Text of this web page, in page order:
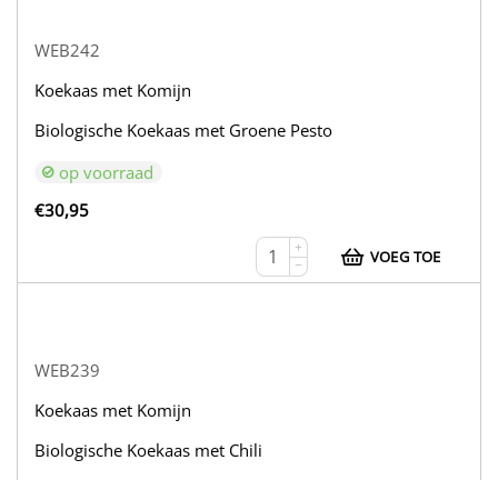
WEB242
Koekaas met Komijn
Biologische Koekaas met Groene Pesto
op voorraad
€30,95
+
−
VOEG TOE
WEB239
Koekaas met Komijn
Biologische Koekaas met Chili